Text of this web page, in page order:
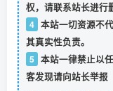
权，请联系站长进行
4 本站一切资源不
其真实性负责。
5 本站一律禁止以
客发现请向站长举报